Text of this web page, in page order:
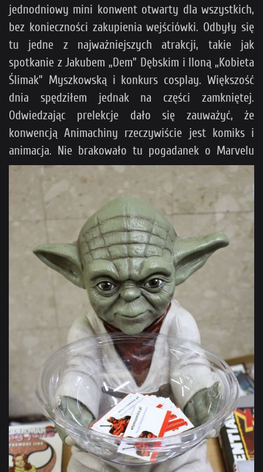
jednodniowy mini konwent otwarty dla wszystkich,
bez konieczności zakupienia wejściówki. Odbyły się
tu jedne z najważniejszych atrakcji, takie jak
spotkanie z Jakubem „Dem” Dębskim i Iloną „Kobieta
Ślimak” Myszkowską i konkurs cosplay. Większość
dnia spędziłem jednak na części zamkniętej.
Odwiedzając prelekcje dało się zauważyć, że
konwencją Animachiny rzeczywiście jest komiks i
animacja. Nie brakowało tu pogadanek o Marvelu